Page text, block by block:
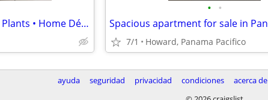
Beautiful Planters • Indoor Plants • Home Décor
• •
7/1 Howard, Panama Pacifico
ayuda seguridad privacidad condiciones acerca de